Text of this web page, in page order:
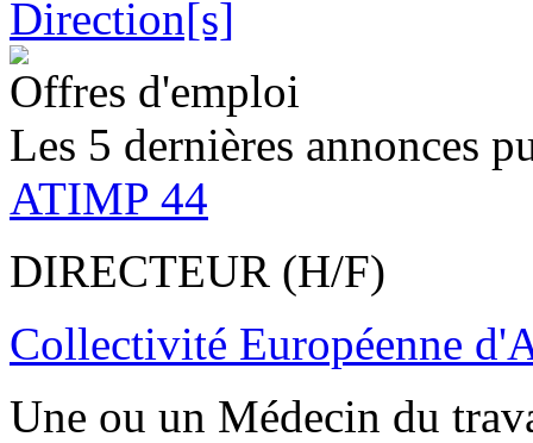
Offres d'emploi
Les 5 dernières annonces
ATIMP 44
DIRECTEUR (H/F)
Collectivité Européenne
Une ou un Médecin du